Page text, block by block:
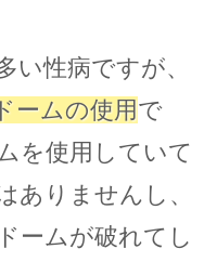
い性病ですが、
ームの使用で
を使用していて
ありませんし、
ームが破れてし